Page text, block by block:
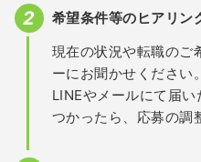
希望条件等のヒアリン
現在の状況や転職のご
ーにお聞かせください。
LINEやメールにて届
つかったら、応募の調